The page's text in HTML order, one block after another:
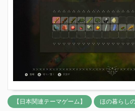
【日本関連テーマゲーム】 ほの暮らし